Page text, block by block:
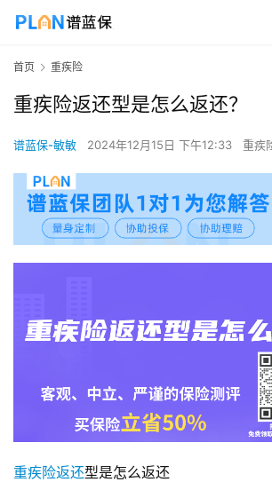
首页 重疾险
重疾险返还型是怎么返还？
谱蓝保-敏敏 2024年12月15日 下午12:33 重疾
重疾险返还型是怎么返还